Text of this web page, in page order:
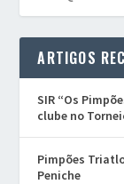
ARTIGOS
SIR “Os
clube no
Pimpões
Peniche